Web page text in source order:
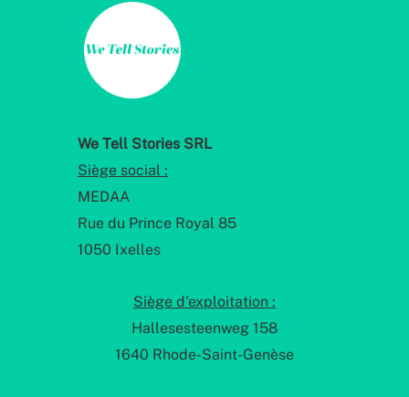
We Tell Stories SRL
Siège social :
MEDAA
Rue du Prince Royal 85
1050 Ixelles
Siège d'exploitation :
Hallesesteenweg 158
1640 Rhode-Saint-Genèse